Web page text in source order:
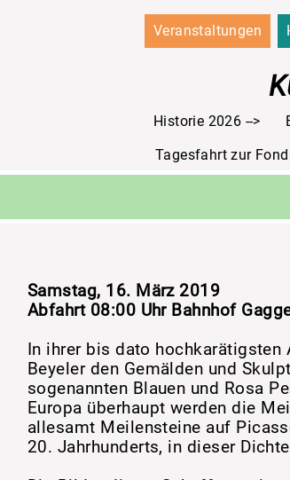
Veranstaltungen
Historie 2026
Tagesfahrt zur
Samstag, 16. März 2019
Abfahrt 08:00 Uhr Bahnhof
In ihrer bis dato
Beyeler den Gemälden und
sogenannten Blauen und Rosa
Europa überhaupt werden die
allesamt Meilensteine auf
20. Jahrhunderts, in dieser